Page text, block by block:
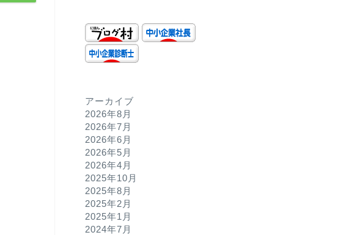
アーカイブ
2026年8月
2026年7月
2026年6月
2026年5月
2026年4月
2025年10月
2025年8月
2025年2月
2025年1月
2024年7月